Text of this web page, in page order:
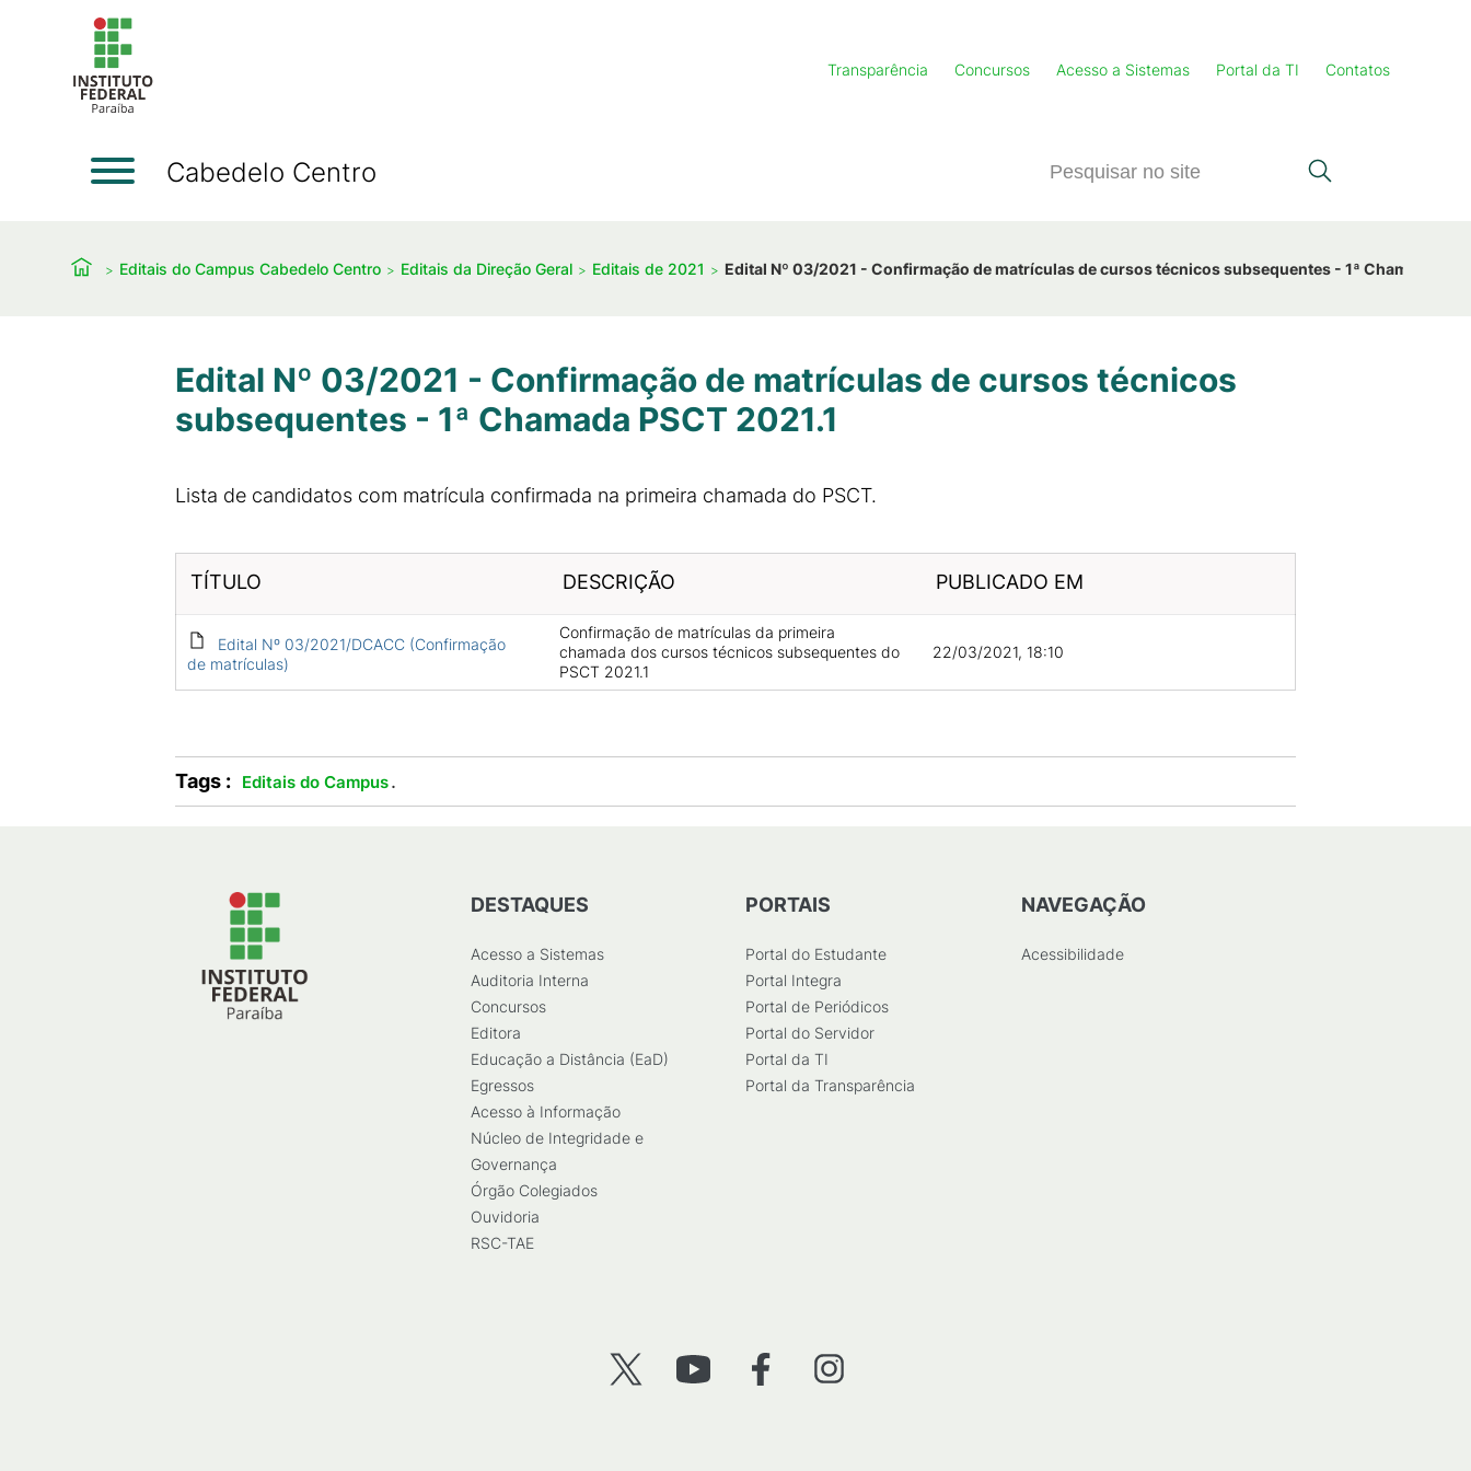
Transparência Concursos Acesso a Sistemas Portal da TI Contatos
Cabedelo Centro
Editais do Campus Cabedelo Centro Editais da Direção Geral Editais de 2021 Edital Nº 03/2021 - Confirmação de matrículas de cursos técnicos subsequentes - 1ª Chamada
Edital Nº 03/2021 - Confirmação de matrículas de cursos técnicos
subsequentes - 1ª Chamada PSCT 2021.1
Lista de candidatos com matrícula confirmada na primeira chamada do PSCT.
TÍTULO DESCRIÇÃO PUBLICADO EM
Edital Nº 03/2021/DCACC (Confirmação
de matrículas)
Confirmação de matrículas da primeira
chamada dos cursos técnicos subsequentes do
PSCT 2021.1
22/03/2021, 18:10
Tags : Editais do Campus.
DESTAQUES
Acesso a Sistemas
Auditoria Interna
Concursos
Editora
Educação a Distância (EaD)
Egressos
Acesso à Informação
Núcleo de Integridade e
Governança
Órgão Colegiados
Ouvidoria
RSC-TAE
PORTAIS
Portal do Estudante
Portal Integra
Portal de Periódicos
Portal do Servidor
Portal da TI
Portal da Transparência
NAVEGAÇÃO
Acessibilidade